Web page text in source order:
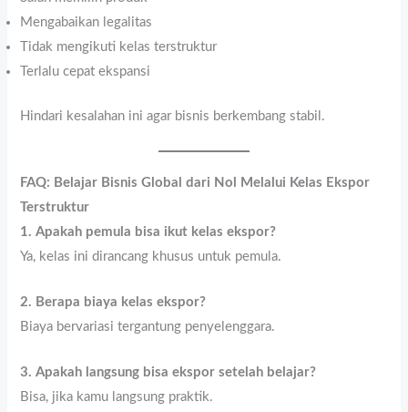
Mengabaikan legalitas
Tidak mengikuti kelas terstruktur
Terlalu cepat ekspansi
Hindari kesalahan ini agar bisnis berkembang stabil.
FAQ: Belajar Bisnis Global dari Nol Melalui Kelas Ekspor
Terstruktur
1. Apakah pemula bisa ikut kelas ekspor?
Ya, kelas ini dirancang khusus untuk pemula.
2. Berapa biaya kelas ekspor?
Biaya bervariasi tergantung penyelenggara.
3. Apakah langsung bisa ekspor setelah belajar?
Bisa, jika kamu langsung praktik.